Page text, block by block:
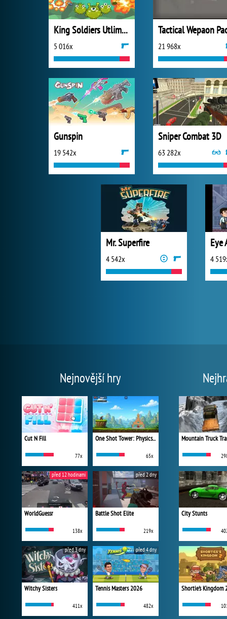
King Soldiers Utlimate Edition
5 016x 21 968x
Gunspin
19 542x
Sniper Combat 3D
63 282x
Mr. Superfire
4 542x 4
Nejnovější hry
Cut N Fill
77x
One Shot Tower: Physics Destroyer
65x
WorldGuessr
138x
před 12 hodinami
Battle Shot Elite
219x
před 2 dny
Witchy Sisters
411x
před 3 dny
Tennis Masters 2026
482x
před 4 dny
Mountain Truck
City Stunts
Shortie's Kingdom